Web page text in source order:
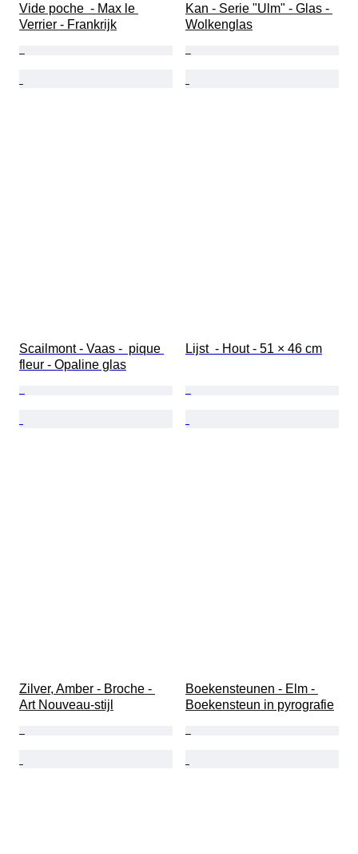
Vide poche  - Max le
Verrier - Frankrijk
Kan - Serie "Ulm" - Glas -
Wolkenglas
Scailmont - Vaas -  pique
fleur - Opaline glas
Lijst  - Hout - 51 × 46 cm
Zilver, Amber - Broche -
Art Nouveau-stijl
Boekensteunen - Elm -
Boekensteun in pyrografie